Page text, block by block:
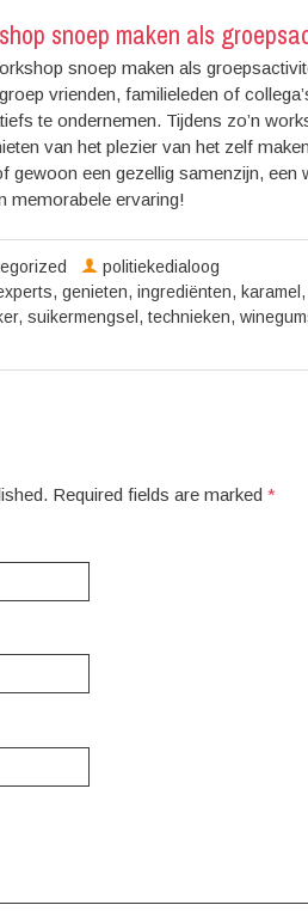
snoep maken als
snoep maken als
vrienden, familieleden of
te ondernemen. Tijdens zo’n
van het plezier van het zelf
gewoon een gezellig samenzijn,
memorabele ervaring!
, genieten, ingrediënten, karamel ,
, suikermengsel , technieken,
politiekedialoog
Required fields are marked *